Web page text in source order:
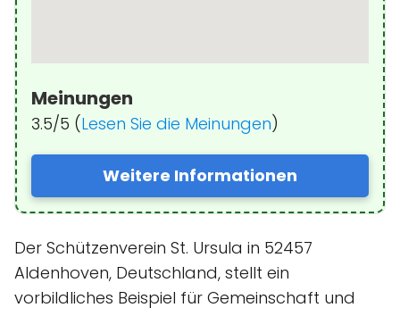
Meinungen
3.5/5 (Lesen Sie die Meinungen)
Weitere Informationen
Der Schützenverein St. Ursula in 52457
Aldenhoven, Deutschland, stellt ein
vorbildliches Beispiel für Gemeinschaft und